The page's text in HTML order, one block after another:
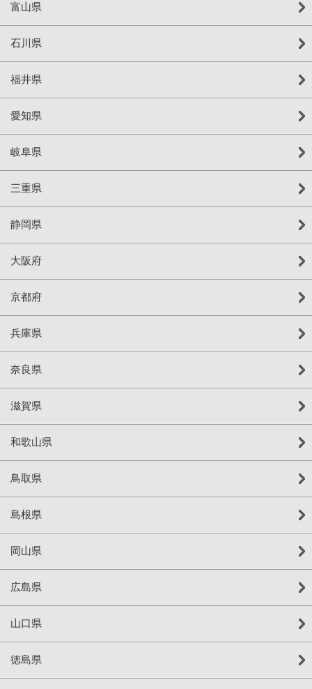
富山県
石川県
福井県
愛知県
岐阜県
三重県
静岡県
大阪府
京都府
兵庫県
奈良県
滋賀県
和歌山県
鳥取県
島根県
岡山県
広島県
山口県
徳島県